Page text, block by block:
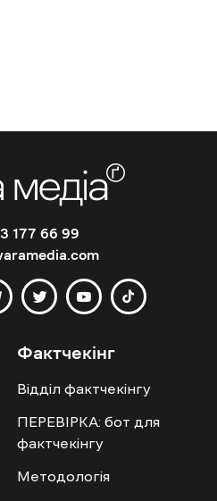
177 66 99
Фактчекінг
Відділ фактчекінгу
ПЕРЕВІРКА: бот для
фактчекінгу
Методологія